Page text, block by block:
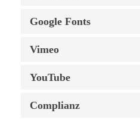
Google Fonts
Vimeo
YouTube
Complianz